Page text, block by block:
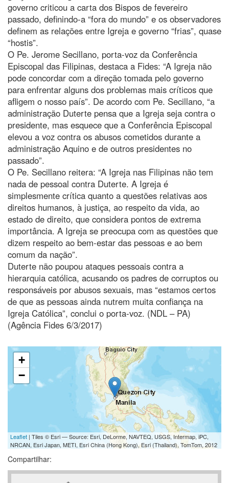
governo criticou a carta dos Bispos de fevereiro
passado, definindo-a “fora do mundo” e os observadores
definem as relações entre Igreja e governo “frias”, quase
“hostis”.
O Pe. Jerome Secillano, porta-voz da Conferência
Episcopal das Filipinas, destaca a Fides: “A Igreja não
pode concordar com a direção tomada pelo governo
para enfrentar alguns dos problemas mais críticos que
afligem o nosso país”. De acordo com Pe. Secillano, “a
administração Duterte pensa que a Igreja seja contra o
presidente, mas esquece que a Conferência Episcopal
elevou a voz contra os abusos cometidos durante a
administração Aquino e de outros presidentes no
passado”.
O Pe. Secillano reitera: “A Igreja nas Filipinas não tem
nada de pessoal contra Duterte. A Igreja é
simplesmente crítica quanto a questões relativas aos
direitos humanos, à justiça, ao respeito da vida, ao
estado de direito, que considera pontos de extrema
importância. A Igreja se preocupa com as questões que
dizem respeito ao bem-estar das pessoas e ao bem
comum da nação”.
Duterte não poupou ataques pessoais contra a
hierarquia católica, acusando os padres de corruptos ou
responsáveis por abusos sexuais, mas “estamos certos
de que as pessoas ainda nutrem muita confiança na
Igreja Católica”, conclui o porta-voz. (NDL – PA)
(Agência Fides 6/3/2017)
+
−
Leaflet | Tiles © Esri — Source: Esri, DeLorme, NAVTEQ, USGS, Intermap, iPC,
NRCAN, Esri Japan, METI, Esri China (Hong Kong), Esri (Thailand), TomTom, 2012
Compartilhar: